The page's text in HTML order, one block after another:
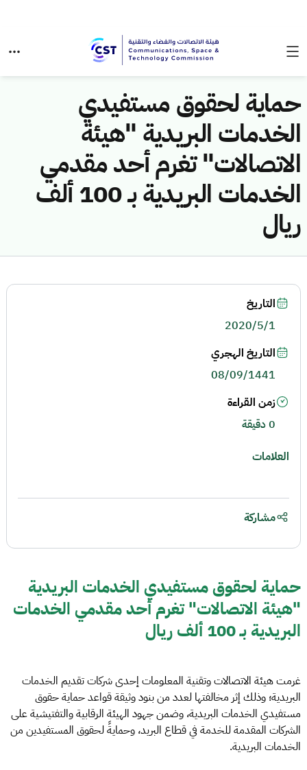
حماية لحقوق مستفيدي
الخدمات البريدية "هيئة
الاتصالات" تغرم أحد مقدمي
الخدمات البريدية بـ 100 ألف
ريال
حماية لحقوق مستفيدي الخدمات البريدية
"هيئة الاتصالات" تغرم أحد مقدمي الخدمات
البريدية بـ 100 ألف ريال
غرمت هيئة الاتصالات وتقنية المعلومات إحدى شركات تقديم الخدمات
البريدية؛ وذلك إثر مخالفتها لعدد من بنود وثيقة قواعد حماية حقوق
مستفيدي الخدمات البريدية، وضمن جهود الهيئة الرقابية والتفتيشية على
الشركات المقدمة للخدمة في قطاع البريد، وحمايةً لحقوق المستفيدين من
الخدمات البريدية.
التاريخ
2020/5/1
التاريخ الهجري
08/09/1441
زمن القراءة
0 دقيقة
العلامات
مشاركة